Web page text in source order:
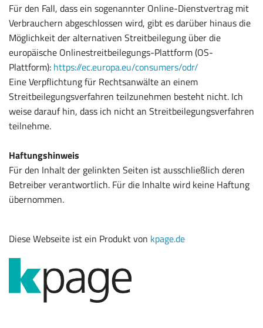
Für den Fall, dass ein sogenannter Online-Dienstvertrag mit
Verbrauchern abgeschlossen wird, gibt es darüber hinaus die
Möglichkeit der alternativen Streitbeilegung über die
europäische Onlinestreitbeilegungs-Plattform (OS-
Plattform): https://ec.europa.eu/consumers/odr/
Eine Verpflichtung für Rechtsanwälte an einem
Streitbeilegungsverfahren teilzunehmen besteht nicht. Ich
weise darauf hin, dass ich nicht an Streitbeilegungsverfahren
teilnehme.
Haftungshinweis
Für den Inhalt der gelinkten Seiten ist ausschließlich deren
Betreiber verantwortlich. Für die Inhalte wird keine Haftung
übernommen.
Diese Webseite ist ein Produkt von kpage.de